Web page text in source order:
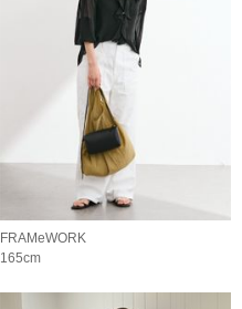
FRAMeWORK
165cm